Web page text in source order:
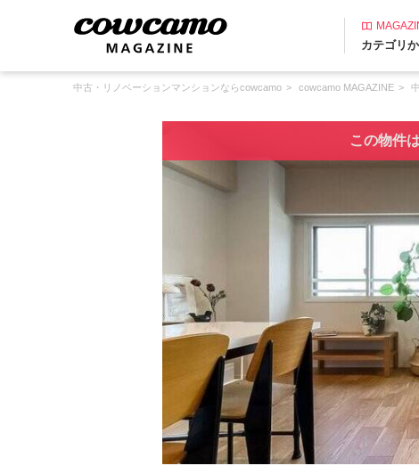
カテゴリ
中古・リノベーションマンションならcowcamo cowcamo MAGAZINE
この物件